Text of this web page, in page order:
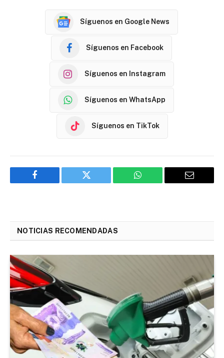
Síguenos en Google News
Síguenos en Facebook
Síguenos en Instagram
Síguenos en WhatsApp
Síguenos en TikTok
Facebook Twitter WhatsApp Email
NOTICIAS RECOMENDADAS